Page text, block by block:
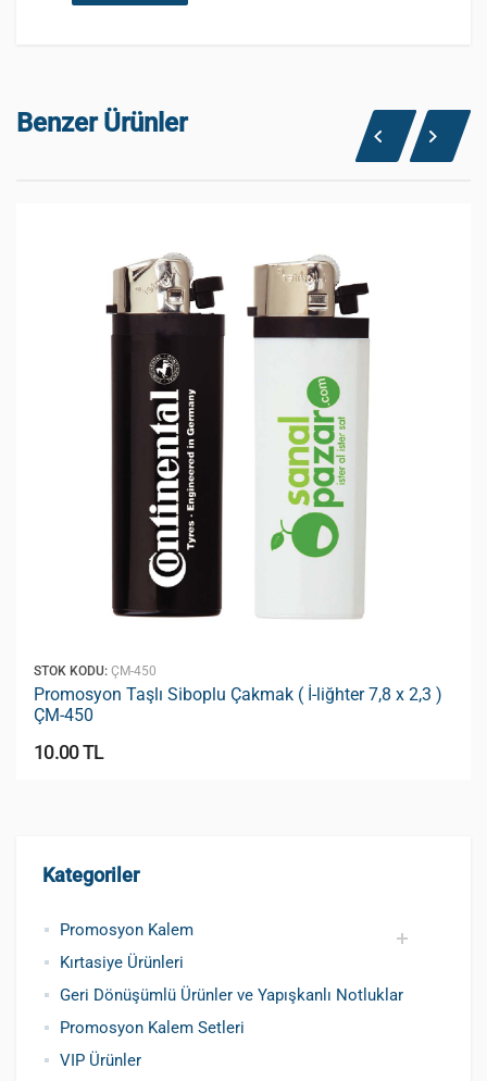
Kategoriler
Promosyon Kalem
Promosyon Metal Kalem
Promosyon Roller Kalem
Promosyon Dokunmatik Kalem
Promosyon Plastik Kalem
Geri Dönüşümlü ve Tohumlu Kalemler
Promosyon Fosforlu Kalem
Kursun Kalemler
Kırtasiye Ürünleri
Geri Dönüşümlü Ürünler ve Yapışkanlı Notluklar
Promosyon Kalem Setleri
VIP Ürünler
Benzer Ürünler
STOK KODU: ÇM-450
Promosyon Taşlı Si̇boplu Çakmak ( İ-liğhter 7,8 x 2,3 )
ÇM-450
10.00 TL